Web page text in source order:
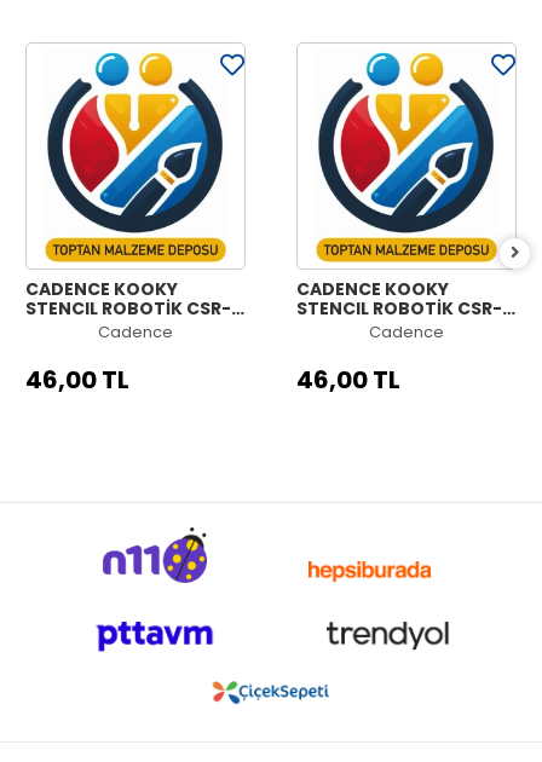
CADENCE KOOKY
STENCIL ROBOTİK CSR-
008 25X25CM
Cadence
46,00 TL
CADENCE KOOKY
STENCIL ROBOTİK CSR-
007 25X25CM
Cadence
46,00 TL